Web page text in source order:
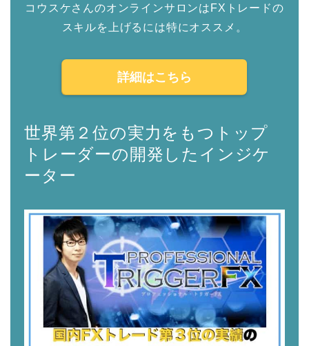
コウスケさんのオンラインサロンはFXトレードの
スキルを上げるには特にオススメ。
詳細はこちら
世界第２位の実力をもつトップ
トレーダーの開発したインジケ
ーター